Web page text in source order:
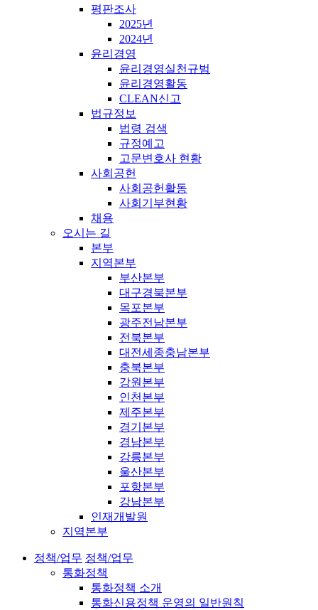
평판조사
2025년
2024년
윤리경영
윤리경영실천규범
윤리경영활동
CLEAN신고
법규정보
법령 검색
규정예고
고문변호사 현황
사회공헌
사회공헌활동
사회기부현황
채용
오시는 길
본부
지역본부
부산본부
대구경북본부
목포본부
광주전남본부
전북본부
대전세종충남본부
충북본부
강원본부
인천본부
제주본부
경기본부
경남본부
강릉본부
울산본부
포항본부
강남본부
인재개발원
지역본부
정책/업무 정책/업무
통화정책
통화정책 소개
통화신용정책 운영의 일반원칙